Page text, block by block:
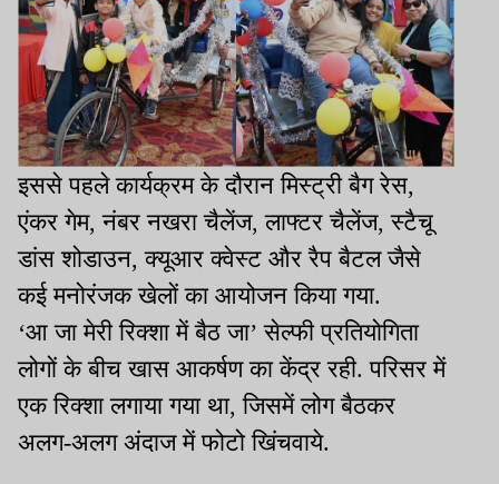
इससे पहले कार्यक्रम के दौरान मिस्ट्री बैग रेस,
एंकर गेम, नंबर नखरा चैलेंज, लाफ्टर चैलेंज, स्टैचू
डांस शोडाउन, क्यूआर क्वेस्ट और रैप बैटल जैसे
कई मनोरंजक खेलों का आयोजन किया गया.
‘आ जा मेरी रिक्शा में बैठ जा’ सेल्फी प्रतियोगिता
लोगों के बीच खास आकर्षण का केंद्र रही. परिसर में
एक रिक्शा लगाया गया था, जिसमें लोग बैठकर
अलग-अलग अंदाज में फोटो खिंचवाये.